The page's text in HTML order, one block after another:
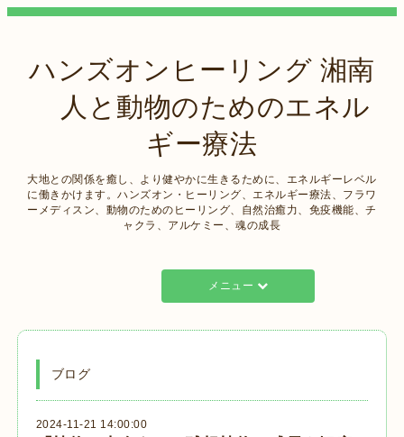
ハンズオンヒーリング 湘南
人と動物のためのエネル
ギー療法
大地との関係を癒し、より健やかに生きるために、エネルギーレベル
に働きかけます。ハンズオン・ヒーリング、エネルギー療法、フラワ
ーメディスン、動物のためのヒーリング、自然治癒力、免疫機能、チ
ャクラ、アルケミー、魂の成長
メニュー
ブログ
2024-11-21 14:00:00